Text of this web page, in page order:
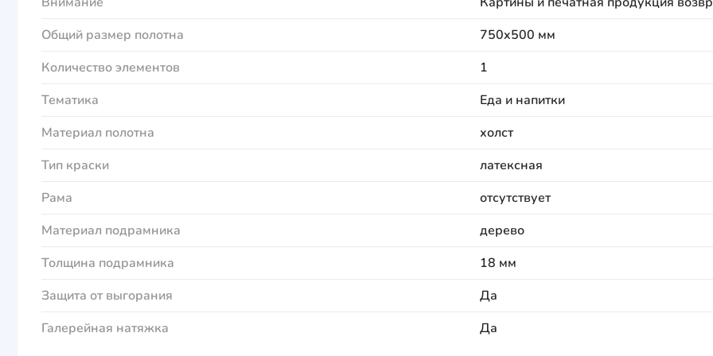
Общий размер полотна
750x500 мм
Количество элементов
1
Тематика
Еда и напитки
Материал полотна
холст
Тип краски
латексная
Рама
отсутствует
Материал подрамника
дерево
Толщина подрамника
18 мм
Защита от выгорания
Да
Галерейная натяжка
Да